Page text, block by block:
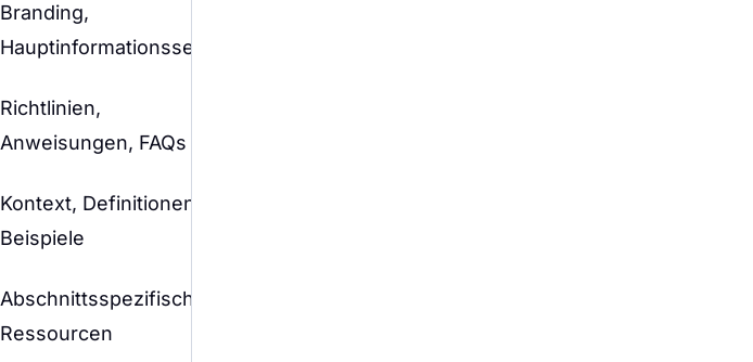
Branding,
Hauptinformationsseite
Richtlinien,
Anweisungen, FAQs
Kontext, Definitionen,
Beispiele
Abschnittsspezifische
Ressourcen